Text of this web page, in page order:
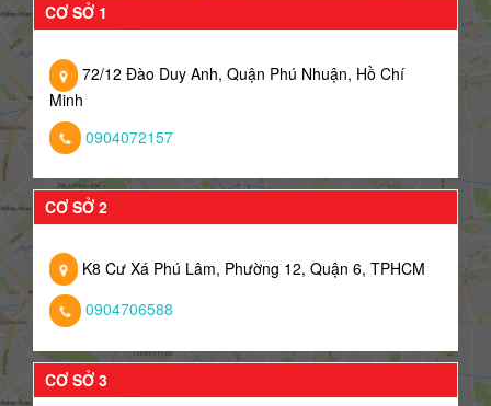
CƠ SỞ 1
72/12 Đào Duy Anh, Quận Phú Nhuận, Hồ Chí
Minh
0904072157
CƠ SỞ 2
K8 Cư Xá Phú Lâm, Phường 12, Quận 6, TPHCM
0904706588
CƠ SỞ 3